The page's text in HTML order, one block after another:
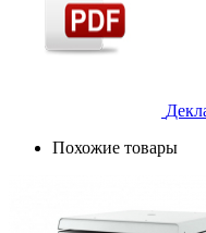
Похожие товары